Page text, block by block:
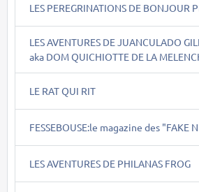
LES PEREGRINATIONS DE BONJOUR
LES AVENTURES DE JUANCULADO
aka DOM QUICHIOTTE DE LA
LE RAT QUI RIT
FESSEBOUSE:le magazine des "FAKE
LES AVENTURES DE PHILANAS FROG